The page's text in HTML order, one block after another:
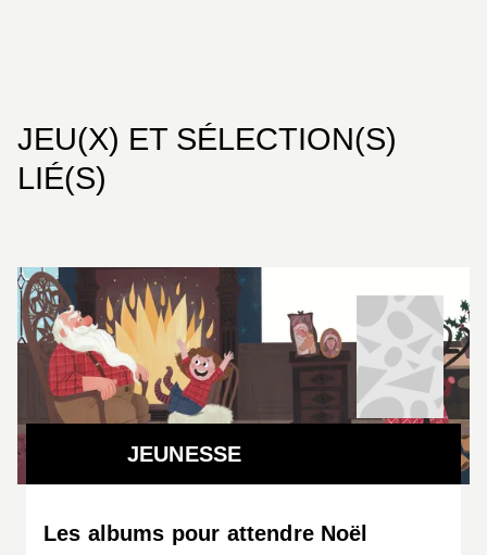
JEU(X) ET SÉLECTION(S)
LIÉ(S)
JEUNESSE
Les albums pour attendre Noël